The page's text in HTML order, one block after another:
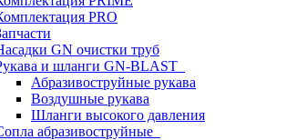
PRO
GN очистки труб
и шланги GN-BLAST
Абразивоструйные рукава
Воздушные рукава
Шланги высокого давления
абразивоструйные